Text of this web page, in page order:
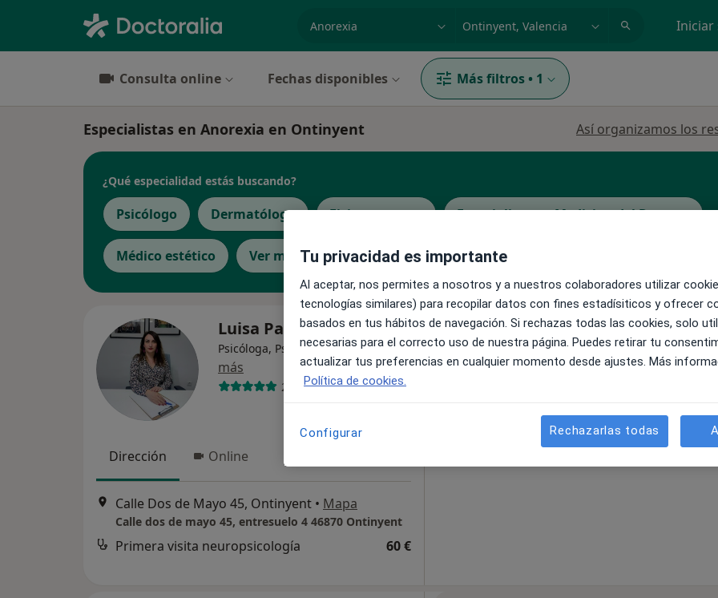
Iniciar
Consulta online Fechas disponibles Más filtros • 1
Especialistas en Anorexia en Ontinyent Así organizamos los
¿Qué especialidad estás buscando?
Psicólogo Dermatólogo Fisioterapeuta Especialista en Medicina del Deporte
Médico estético Ver más
Luisa Pastor Marin
Psicóloga, Psicóloga infantil·Ver
más
25 opiniones
Dirección Online
Calle Dos de Mayo 45, Ontinyent • Mapa
Calle dos de mayo 45, entresuelo 4 46870 Ontinyent
Primera visita neuropsicología 60 €
La reserva de cita online no está
Pedir una cita
Tu privacidad es importante
Al aceptar, nos permites a nosotros y a nuestros colaboradores utilizar
tecnologías similares) para recopilar datos con fines estadísiticos y ofrecer
basados en tus hábitos de navegación. Si rechazas todas las cookies, solo
necesarias para el correcto uso de nuestra página. Puedes retirar tu
actualizar tus preferencias en cualquier momento desde ajustes. Más
Política de cookies.
Configurar Rechazarlas todas